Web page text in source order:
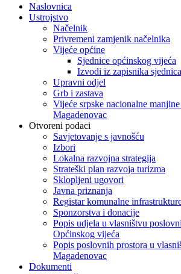
Naslovnica
Ustrojstvo
Načelnik
Privremeni zamjenik načelnika
Vijeće općine
Sjednice općinskog vijeća
Izvodi iz zapisnika
Upravni odjel
Grb i zastava
Vijeće srpske nacionalne
Magadenovac
Otvoreni podaci
Savjetovanje s javnošću
Izbori
Lokalna razvojna strategija
Strateški plan razvoja turizma
Sklopljeni ugovori
Javna priznanja
Registar komunalne
Sponzorstva i donacije
Popis udjela u vlasništvu
Općinskog vijeća
Popis poslovnih prostora u
Magadenovac
Dokumenti